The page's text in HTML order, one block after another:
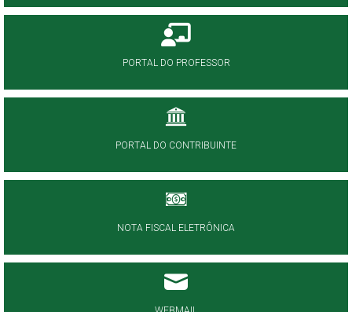
PORTAL DO PROFESSOR
PORTAL DO CONTRIBUINTE
NOTA FISCAL ELETRÔNICA